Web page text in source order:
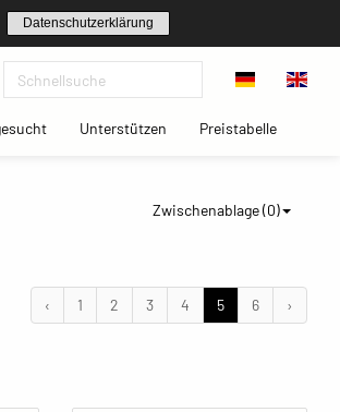
Datenschutzerklärung
(current)Unterstützen(current)Preistabelle(current)
Zwischenablage (0)
‹ 1 2 3 4 5 6 ›